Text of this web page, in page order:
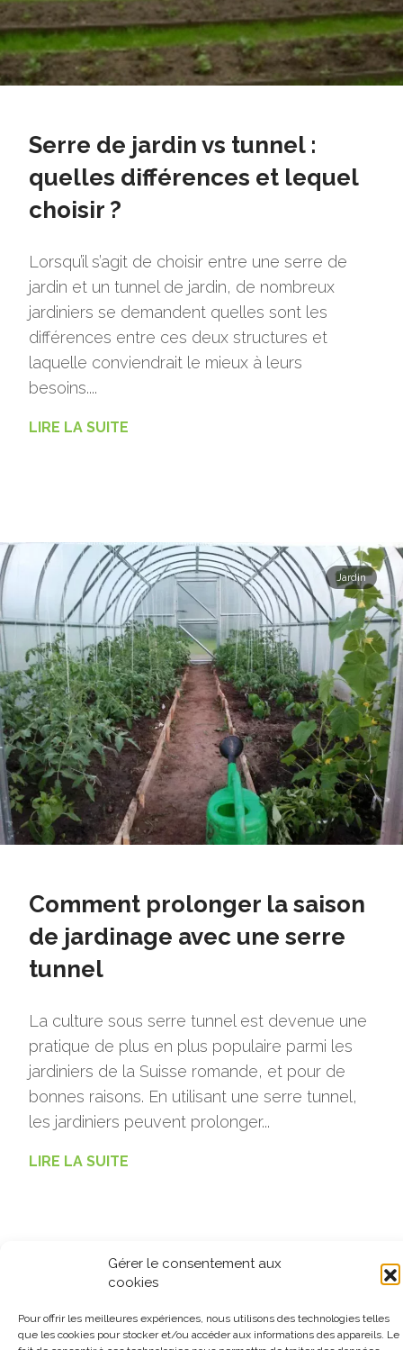
Gérer le consentement aux
cookies
Pour offrir les meilleures expériences, nous utilisons des technologies telles
que les cookies pour stocker et/ou accéder aux informations des appareils. Le
Serre de jardin vs tunnel :
quelles différences et lequel
choisir ?
Lorsqu’il s’agit de choisir entre une serre de
jardin et un tunnel de jardin, de nombreux
jardiniers se demandent quelles sont les
différences entre ces deux structures et
laquelle conviendrait le mieux à leurs
besoins....
LIRE LA SUITE
Jardin
Comment prolonger la saison
de jardinage avec une serre
tunnel
La culture sous serre tunnel est devenue une
pratique de plus en plus populaire parmi les
jardiniers de la Suisse romande, et pour de
bonnes raisons. En utilisant une serre tunnel,
les jardiniers peuvent prolonger...
LIRE LA SUITE
Load more (4)